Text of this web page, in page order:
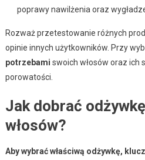
poprawy nawilżenia oraz
Rozważ przetestowanie różnych
opinie innych użytkowników. Przy
potrzebami swoich włosów oraz ich
porowatości.
Jak dobrać
włosów?
Aby wybrać właściwą odżywkę,